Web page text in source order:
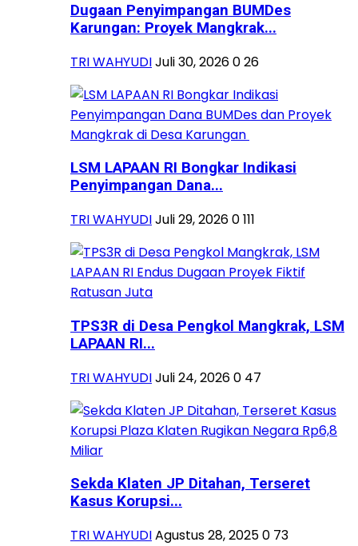
Dugaan Penyimpangan BUMDes
Karungan: Proyek Mangkrak...
TRI WAHYUDIJuli 30, 2026026
LSM LAPAAN RI Bongkar Indikasi
Penyimpangan Dana...
TRI WAHYUDIJuli 29, 20260111
TPS3R di Desa Pengkol Mangkrak, LSM
LAPAAN RI...
TRI WAHYUDIJuli 24, 20260 47
Sekda Klaten JP Ditahan, Terseret
Kasus Korupsi...
TRI WAHYUDIAgustus 28, 20250 73